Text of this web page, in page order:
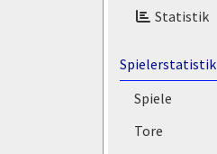
Statistik
Spielerstatistik
Spiele
Tore